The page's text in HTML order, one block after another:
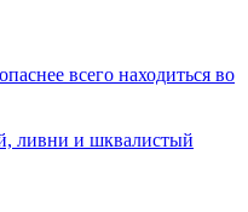
всего находиться во
ливни и шквалистый